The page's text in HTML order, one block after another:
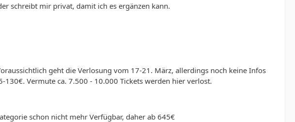
schreibt mir privat, damit ich es ergänzen kann.
geht die Verlosung vom 17-21. März, allerdings noch keine Infos
Vermute ca. 7.500 - 10.000 Tickets werden hier verlost.
schon nicht mehr Verfügbar, daher ab 645€